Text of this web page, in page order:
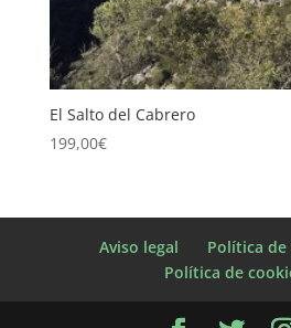
El Salto del Cabrero
199,00€
Aviso legal
Política
Política de